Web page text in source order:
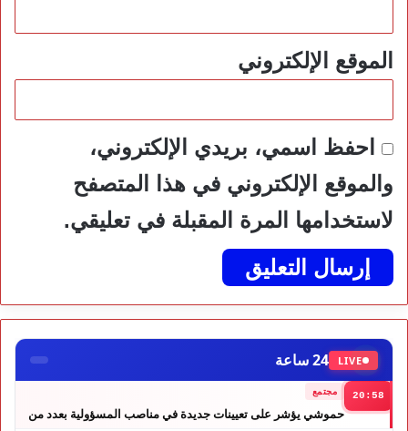
الموقع الإلكتروني
احفظ اسمي، بريدي الإلكتروني،
والموقع الإلكتروني في هذا المتصفح
لاستخدامها المرة المقبلة في تعليقي.
LIVE 24 ساعة
20:58 مجتمع
حموشي يؤشر على تعيينات جديدة في مناصب المسؤولية بعدد من